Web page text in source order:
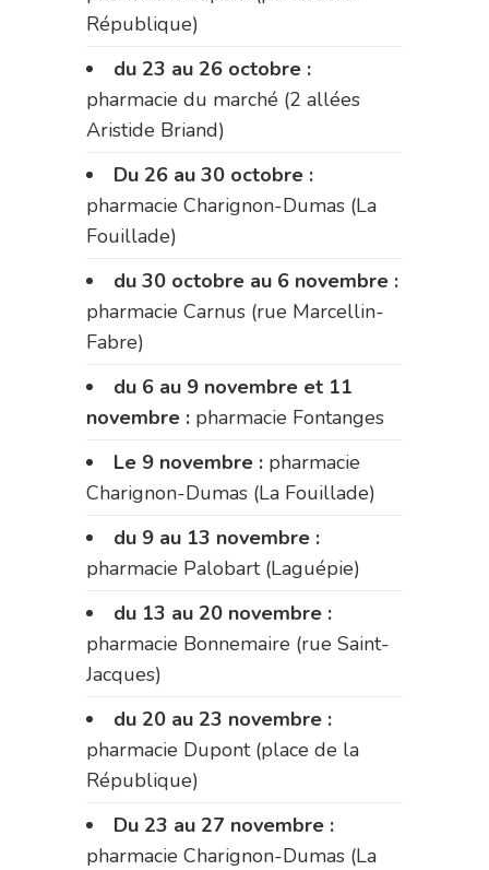
République)
du 23 au 26 octobre :
pharmacie du marché (2 allées
Aristide Briand)
Du 26 au 30 octobre :
pharmacie Charignon-Dumas (La
Fouillade)
du 30 octobre au 6 novembre :
pharmacie Carnus (rue Marcellin-
Fabre)
du 6 au 9 novembre et 11
novembre : pharmacie Fontanges
Le 9 novembre : pharmacie
Charignon-Dumas (La Fouillade)
du 9 au 13 novembre :
pharmacie Palobart (Laguépie)
du 13 au 20 novembre :
pharmacie Bonnemaire (rue Saint-
Jacques)
du 20 au 23 novembre :
pharmacie Dupont (place de la
République)
Du 23 au 27 novembre :
pharmacie Charignon-Dumas (La